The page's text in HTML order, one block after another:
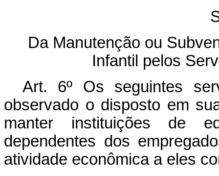
Da Manutenção ou
Infantil pelos
Art. 6º Os seguintes
observado o disposto em
manter instituições de
dependentes dos
atividade econômica a eles